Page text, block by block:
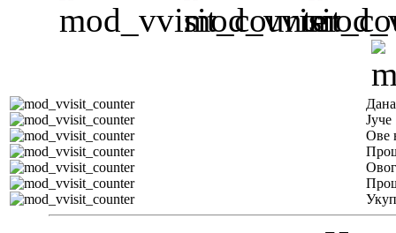
Јуче
Ове